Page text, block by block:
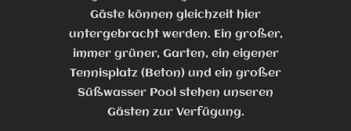
Gäste können gleichzeit hier
untergebracht werden. Ein großer,
immer grüner, Garten, ein eigener
Tennisplatz (Beton) und ein großer
Süßwasser Pool stehen unseren
Gästen zur Verfügung.